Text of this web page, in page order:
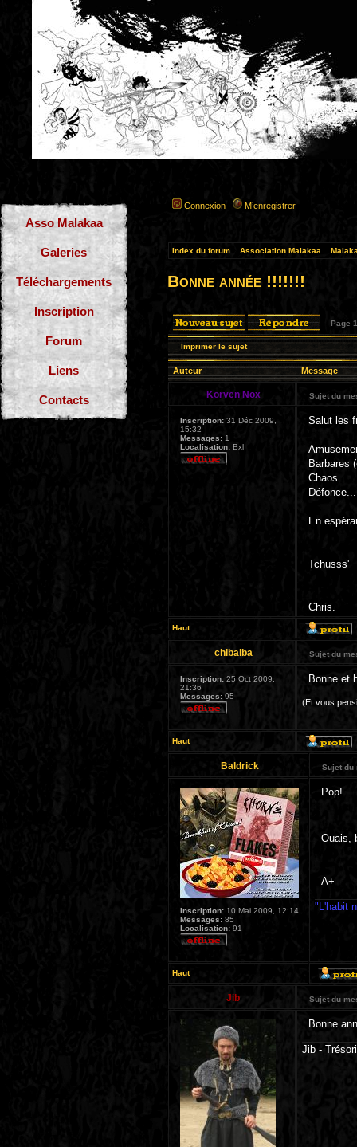
Asso Malakaa
Galeries
Téléchargements
Inscription
Forum
Liens
Contacts
Connexion M’enregistrer
Index du forum Association Malakaa
Bonne année !!!!!!!
Page 1
Imprimer le sujet
Auteur Message
Korven Nox Sujet du
Inscription: 31 Déc 2009,
15:32
Messages: 1
Localisation: Bxl
Salut les
Barbares
Chaos
En
Tchusss'
Chris.
Haut
chibalba Sujet du
Inscription: 25 Oct 2009,
21:36
Messages: 95
Bonne et
(Et vous
Haut
Baldrick Sujet du
Inscription: 10 Mai 2009, 12:14
Messages: 85
Localisation: 91
Pop!
Ouais,
A+
"L'habit
Haut
Jib Sujet du
Bonne
Jib -